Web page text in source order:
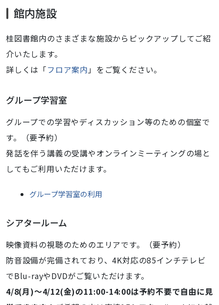
館内施設
桂図書館内のさまざまな施設からピックアップしてご紹
介いたします。
詳しくは「フロア案内」をご覧ください。
グループ学習室
グループでの学習やディスカッション等のための個室で
す。（要予約）
発話を伴う講義の受講やオンラインミーティングの場と
してもご利用いただけます。
グループ学習室の利用
シアタールーム
映像資料の視聴のためのエリアです。（要予約）
防音設備が完備されており、4K対応の85インチテレビ
でBlu-rayやDVDがご覧いただけます。
4/8(月)～4/12(金)の11:00-14:00は予約不要で自由に見